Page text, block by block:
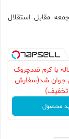
مقابل استقلال
آقای58ساله با کرم ضدچروک
جوان شد(سفارش
تخفیف)
محصول